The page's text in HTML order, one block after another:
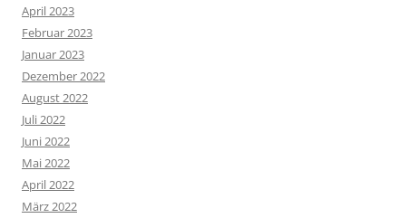
April 2023
Februar 2023
Januar 2023
Dezember 2022
August 2022
Juli 2022
Juni 2022
Mai 2022
April 2022
März 2022